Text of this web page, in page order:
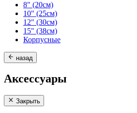
8" (20см)
10" (25см)
12" (30см)
15" (38см)
Корпусные
назад
Аксессуары
Закрыть